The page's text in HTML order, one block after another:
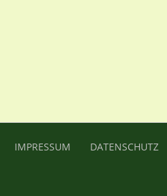
IMPRESSUM DATENSCHUTZ